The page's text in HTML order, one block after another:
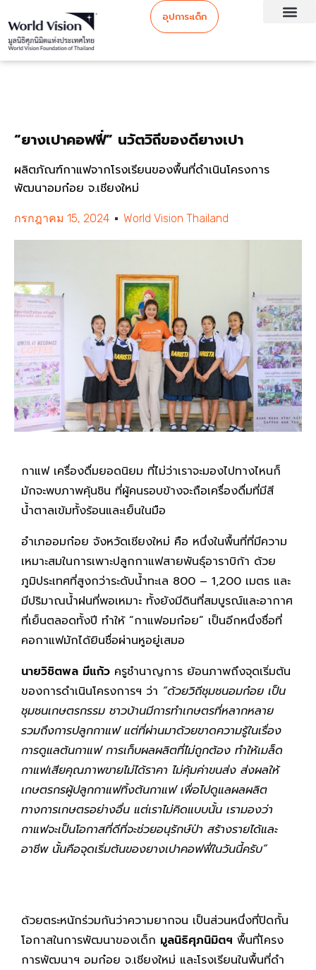
อุปการะเด็ก
“ยางเปาคอฟฟี่” นวัตวิถีของดียางเปา
ผลิตภัณฑ์กาแฟจากโรงเรียนของพื้นที่ดำเนินโครงการ
พัฒนาอมก๋อย จ.เชียงใหม่
กรกฎาคม 15, 2024 World Vision Thailand
กาแฟ เครื่องดื่มยอดนิยม ที่ไม่ว่าเราจะมองไปทางไหนก็
มักจะพบภาพคุ้นชิน ที่ผู้คนรอบข้างจะถือเครื่องดื่มที่มีสี
น้ำตาลเข้มทั้งร้อนและเย็นในมือ
อำเภออมก๋อย จังหวัดเชียงใหม่ คือ หนึ่งในพื้นที่ที่มีความ
เหมาะสมในการเพาะปลูกกาแฟสายพันธุ์อาราบิก้า ด้วย
ภูมิประเทศที่สูงกว่าระดับน้ำทะเล 800 – 1,200 เมตร และ
มีปริมาณน้ำฝนที่พอเหมาะ ทั้งยังมีดินที่สมบูรณ์และอากาศ
ที่เย็นตลอดทั้งปี ทำให้ “กาแฟอมก๋อย” เป็นอีกหนึ่งชื่อที่
คอกาแฟมักได้ยินชื่อผ่านหูอยู่เสมอ
นายวิชิตพล มีแก้ว ครูชำนาญการ ย้อนภาพถึงจุดเริ่มต้น
ของการดำเนินโครงการฯ ว่า “ด้วยวิถีชุมชนอมก๋อย เป็น
ชุมชนเกษตรกรรม ชาวบ้านมีการทำเกษตรที่หลากหลาย
รวมถึงการปลูกกาแฟ แต่ที่ผ่านมาด้วยขาดความรู้ในเรื่อง
การดูแลต้นกาแฟ การเก็บผลผลิตที่ไม่ถูกต้อง ทำให้เมล็ด
กาแฟเสียคุณภาพขายไม่ได้ราคา ไม่คุ้มค่าขนส่ง ส่งผลให้
เกษตรกรผู้ปลูกกาแฟทิ้งต้นกาแฟ เพื่อไปดูแลผลผลิต
ทางการเกษตรอย่างอื่น แต่เราไม่คิดแบบนั้น เรามองว่า
กาแฟจะเป็นโอกาสที่ดีที่จะช่วยอนุรักษ์ป่า สร้างรายได้และ
อาชีพ นั้นคือจุดเริ่มต้นของยางเปาคอฟฟี่ในวันนี้ครับ”
ด้วยตระหนักร่วมกันว่าความยากจน เป็นส่วนหนึ่งที่ปิดกั้น
โอกาสในการพัฒนาของเด็ก มูลนิธิศุภนิมิตฯ พื้นที่โครง
การพัฒนาฯ อมก๋อย จ.เชียงใหม่ และโรงเรียนในพื้นที่ดำ